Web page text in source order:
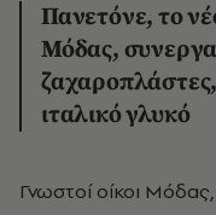
Πανετόνε, το
Μόδας,
ιταλικό γλυκό
Γνωστοί οίκοι Μόδας, συνεργαζόμενοι με κορυφαίους